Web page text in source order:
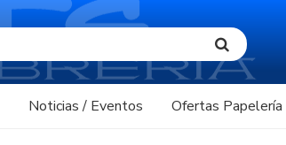
Noticias / Eventos Ofertas Papelería